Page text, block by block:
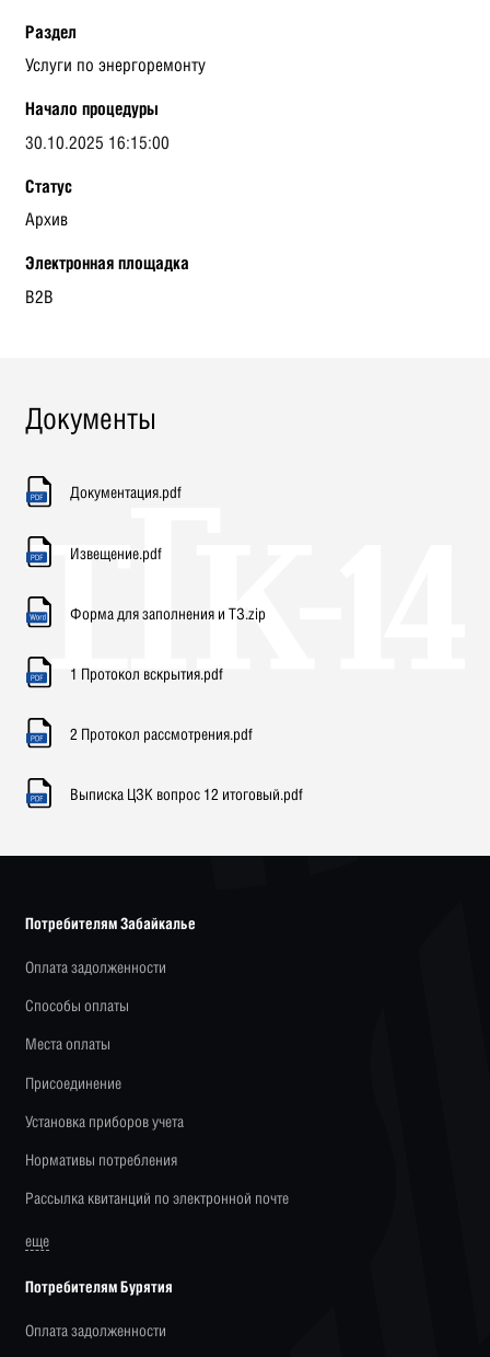
Раздел
Услуги по энергоремонту
Начало процедуры
30.10.2025 16:15:00
Статус
Архив
Электронная площадка
B2B
Документы
Документация.pdf
Извещение.pdf
Форма для заполнения и ТЗ.zip
1 Протокол вскрытия.pdf
2 Протокол рассмотрения.pdf
Выписка ЦЗК вопрос 12 итоговый.pdf
Потребителям Забайкалье
Оплата задолженности
Способы оплаты
Места оплаты
Присоединение
Установка приборов учета
Нормативы потребления
Рассылка квитанций по электронной почте
еще
Потребителям Бурятия
Оплата задолженности